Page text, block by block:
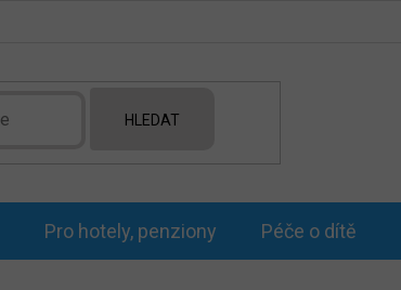
HLEDAT
Pro hotely, penziony Péče o dítě